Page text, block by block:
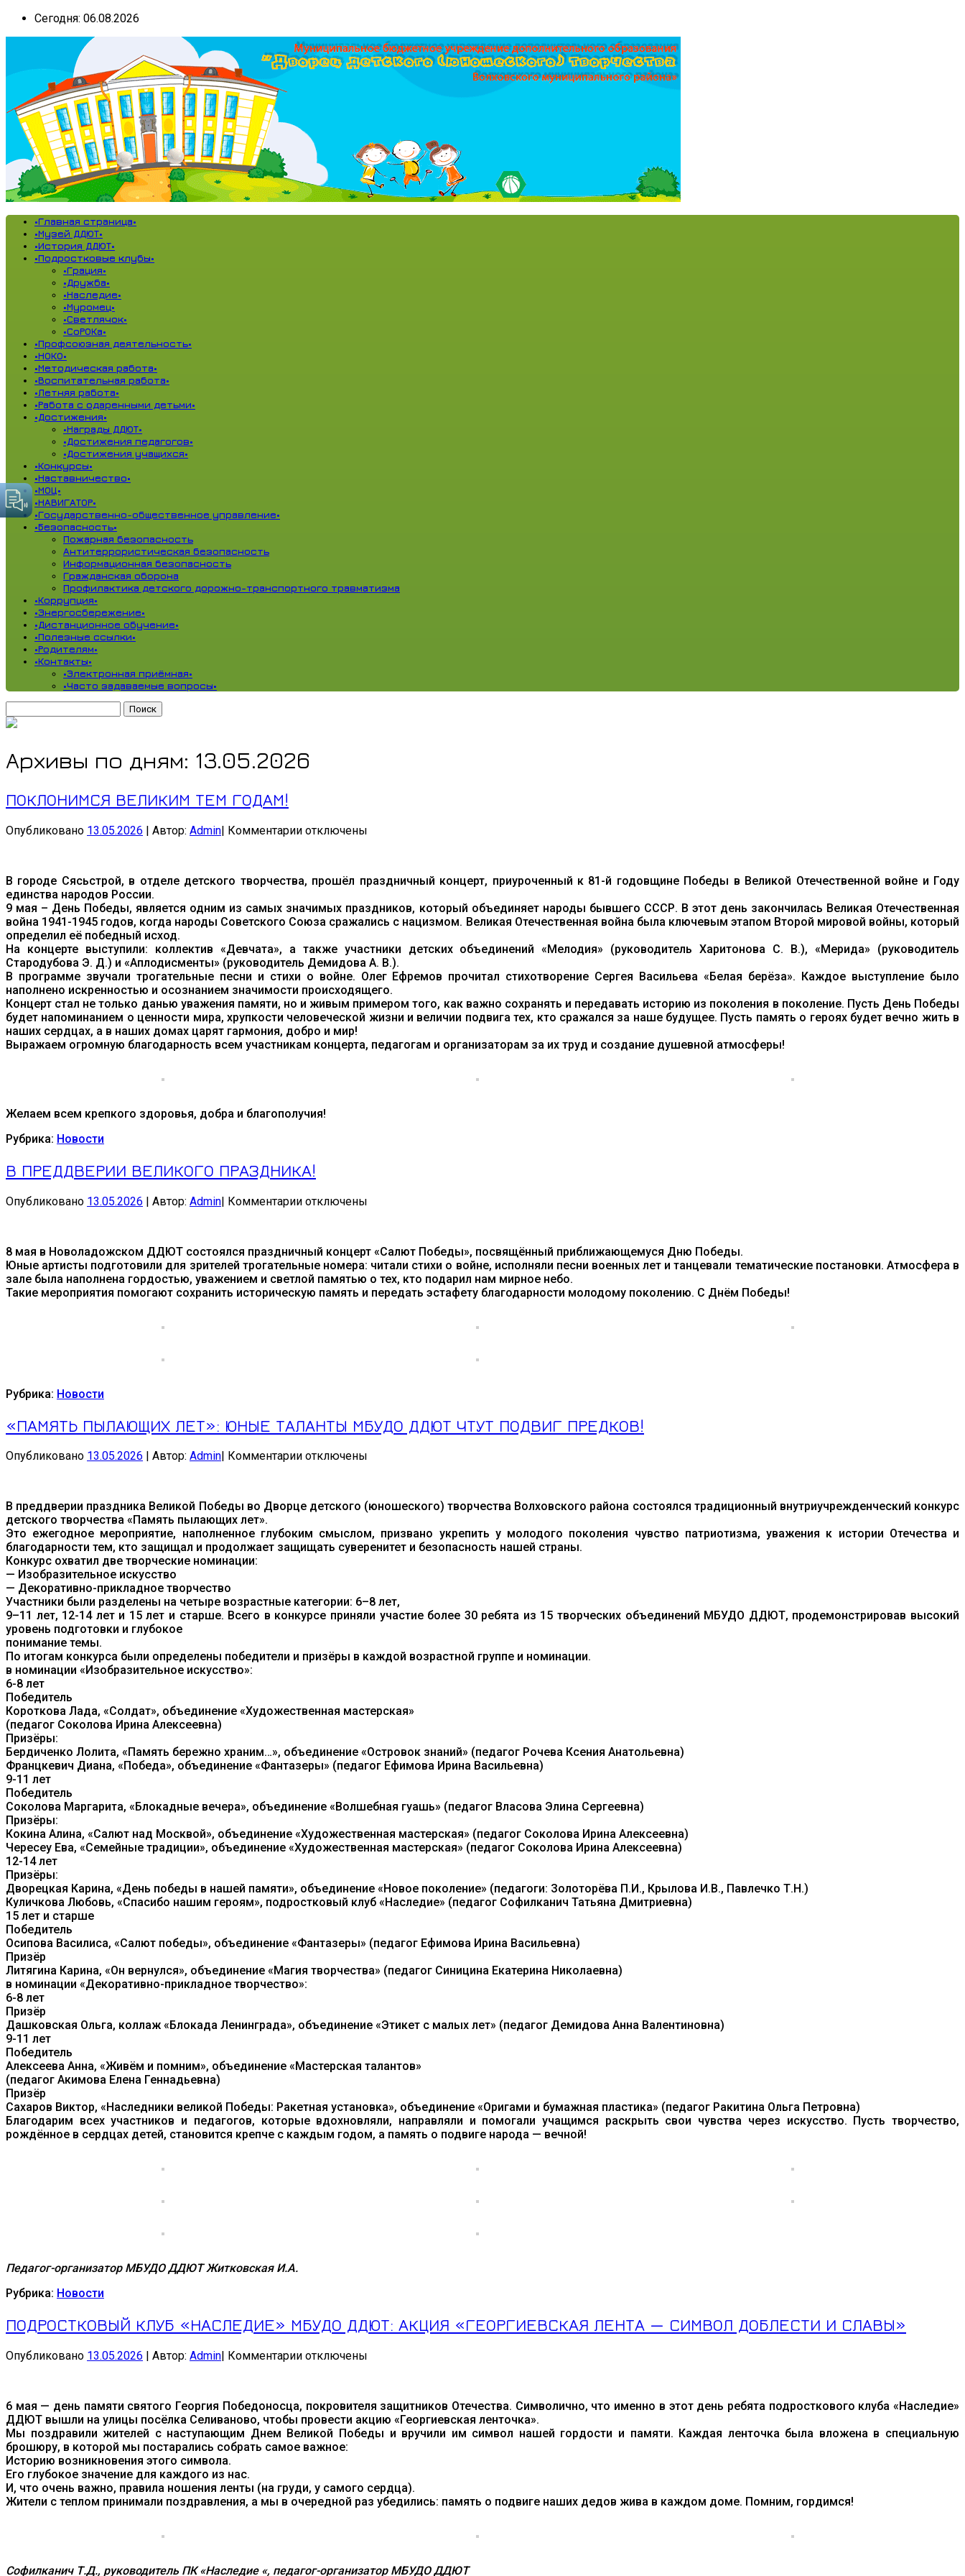
Сегодня: 06.08.2026
•Главная страница•
•Музей ДДЮТ•
•История ДДЮТ•
•Подростковые клубы•
•Грация•
•Дружба•
•Наследие•
•Муромец•
•Светлячок•
•СоРОКа•
•Профсоюзная деятельность•
•НОКО•
•Методическая работа•
•Воспитательная работа•
•Летняя работа•
•Работа с одаренными детьми•
•Достижения•
•Награды ДДЮТ•
•Достижения педагогов•
•Достижения учащихся•
•Конкурсы•
•Наставничество•
•МОЦ•
•НАВИГАТОР•
•Государственно-общественное управление•
•Безопасность•
Пожарная безопасность
Антитеррористическая безопасность
Информационная безопасность
Гражданская оборона
Профилактика детского дорожно-транспортного травматизма
•Коррупция•
•Энергосбережение•
•Дистанционное обучение•
•Полезные ссылки•
•Родителям•
•Контакты•
•Электронная приёмная•
•Часто задаваемые вопросы•
Архивы по дням: 13.05.2026
ПОКЛОНИМСЯ ВЕЛИКИМ ТЕМ ГОДАМ!
Опубликовано 13.05.2026 | Автор: Admin| Комментариик
ТЕМ
отключены
В городе Сясьстрой, в отделе детского творчества, прошёл праздничный концерт, приуроченный к 81-й годовщине Победы в Великой Отечественной войне и Году
единства народов России.
9 мая – День Победы, является одним из самых значимых праздников, который объединяет народы бывшего СССР. В этот день закончилась Великая Отечественная
война 1941-1945 годов, когда народы Советского Союза сражались с нацизмом. Великая Отечественная война была ключевым этапом Второй мировой войны, который
определил её победный исход.
На концерте выступили: коллектив «Девчата», а также участники детских объединений «Мелодия» (руководитель Харитонова С. В.), «Мерида» (руководитель
Стародубова Э. Д.) и «Аплодисменты» (руководитель Демидова А. В.).
В программе звучали трогательные песни и стихи о войне. Олег Ефремов прочитал стихотворение Сергея Васильева «Белая берёза». Каждое выступление было
наполнено искренностью и осознанием значимости происходящего.
Концерт стал не только данью уважения памяти, но и живым примером того, как важно сохранять и передавать историю из поколения в поколение. Пусть День Победы
будет напоминанием о ценности мира, хрупкости человеческой жизни и величии подвига тех, кто сражался за наше будущее. Пусть память о героях будет вечно жить в
наших сердцах, а в наших домах царят гармония, добро и мир!
Выражаем огромную благодарность всем участникам концерта, педагогам и организаторам за их труд и создание душевной атмосферы!
Желаем всем крепкого здоровья, добра и благополучия!
Рубрика: Новости
В ПРЕДДВЕРИИ ВЕЛИКОГО ПРАЗДНИКА!
Опубликовано 13.05.2026 | Автор: Admin| Комментариик
ВЕЛИКОГО
ПРАЗДНИКА!
отключены
8 мая в Новоладожском ДДЮТ состоялся праздничный концерт «Салют Победы», посвящённый приближающемуся Дню Победы.
Юные артисты подготовили для зрителей трогательные номера: читали стихи о войне, исполняли песни военных лет и танцевали тематические постановки. Атмосфера в
зале была наполнена гордостью, уважением и светлой памятью о тех, кто подарил нам мирное небо.
Такие мероприятия помогают сохранить историческую память и передать эстафету благодарности молодому поколению. С Днём Победы!
Рубрика: Новости
«ПАМЯТЬ ПЫЛАЮЩИХ ЛЕТ»: ЮНЫЕ ТАЛАНТЫ МБУДО ДДЮТ ЧТУТ ПОДВИГ ПРЕДКОВ!
Опубликовано 13.05.2026 Автор: Admin Комментариик
ЛЕТ»:
ТАЛАНТЫ
МБУДО
ПРЕДКОВ!
отключены
В преддверии праздника Великой Победы во Дворце детского (юношеского) творчества Волховского района состоялся традиционный внутриучрежденческий конкурс
детского творчества «Память пылающих лет».
Это ежегодное мероприятие, наполненное глубоким смыслом, призвано укрепить у молодого поколения чувство патриотизма, уважения к истории Отечества и
благодарности тем, кто защищал и продолжает защищать суверенитет и безопасность нашей страны.
Конкурс охватил две творческие номинации:
— Изобразительное искусство
— Декоративно-прикладное творчество
Участники были разделены на четыре возрастные категории: 6–8 лет,
9–11 лет, 12-14 лет и 15 лет и старше. Всего в конкурсе приняли участие более 30 ребята из 15 творческих объединений МБУДО ДДЮТ, продемонстрировав высокий
уровень подготовки и глубокое
понимание темы.
По итогам конкурса были определены победители и призёры в каждой возрастной группе и номинации.
в номинации «Изобразительное искусство»:
6-8 лет
Победитель
Короткова Лада, «Солдат», объединение «Художественная мастерская»
(педагог Соколова Ирина Алексеевна)
Призёры:
Бердиченко Лолита, «Память бережно храним…», объединение «Островок знаний» (педагог Рочева Ксения Анатольевна)
Францкевич Диана, «Победа», объединение «Фантазеры» (педагог Ефимова Ирина Васильевна)
9-11 лет
Победитель
Соколова Маргарита, «Блокадные вечера», объединение «Волшебная гуашь» (педагог Власова Элина Сергеевна)
Призёры:
Кокина Алина, «Салют над Москвой», объединение «Художественная мастерская» (педагог Соколова Ирина Алексеевна)
Чересеу Ева, «Семейные традиции», объединение «Художественная мастерская» (педагог Соколова Ирина Алексеевна)
12-14 лет
Призёры:
Дворецкая Карина, «День победы в нашей памяти», объединение «Новое поколение» (педагоги: Золоторёва П.И., Крылова И.В., Павлечко Т.Н.)
Куличкова Любовь, «Спасибо нашим героям», подростковый клуб «Наследие» (педагог Софилканич Татьяна Дмитриевна)
15 лет и старше
Победитель
Осипова Василиса, «Салют победы», объединение «Фантазеры» (педагог Ефимова Ирина Васильевна)
Призёр
Литягина Карина, «Он вернулся», объединение «Магия творчества» (педагог Синицина Екатерина Николаевна)
в номинации «Декоративно-прикладное творчество»:
6-8 лет
Призёр
Дашковская Ольга, коллаж «Блокада Ленинграда», объединение «Этикет с малых лет» (педагог Демидова Анна Валентиновна)
9-11 лет
Победитель
Алексеева Анна, «Живём и помним», объединение «Мастерская талантов»
(педагог Акимова Елена Геннадьевна)
Призёр
Сахаров Виктор, «Наследники великой Победы: Ракетная установка», объединение «Оригами и бумажная пластика» (педагог Ракитина Ольга Петровна)
Благодарим всех участников и педагогов, которые вдохновляли, направляли и помогали учащимся раскрыть свои чувства через искусство. Пусть творчество,
рождённое в сердцах детей, становится крепче с каждым годом, а память о подвиге народа — вечной!
Педагог-организатор МБУДО ДДЮТ Житковская И.А.
Рубрика: Новости
ПОДРОСТКОВЫЙ КЛУБ «НАСЛЕДИЕ» МБУДО ДДЮТ: АКЦИЯ «ГЕОРГИЕВСКАЯ ЛЕНТА — СИМВОЛ ДОБЛЕСТИ И СЛАВЫ»
Опубликовано 13.05.2026 Автор: Admin Комментариик
«НАСЛЕДИЕ»
МБУДО
ДДЮТ:
АКЦИЯ
—
СИМВОЛ
отключены
6 мая — день памяти святого Георгия Победоносца, покровителя защитников Отечества. Символично, что именно в этот день ребята подросткового клуба «Наследие»
ДДЮТ вышли на улицы посёлка Селиваново, чтобы провести акцию «Георгиевская ленточка».
Мы поздравили жителей с наступающим Днем Великой Победы и вручили им символ нашей гордости и памяти. Каждая ленточка была вложена в специальную
брошюру, в которой мы постарались собрать самое важное:
Историю возникновения этого символа.
Его глубокое значение для каждого из нас.
И, что очень важно, правила ношения ленты (на груди, у самого сердца).
Жители с теплом принимали поздравления, а мы в очередной раз убедились: память о подвиге наших дедов жива в каждом доме. Помним, гордимся!
Софилканич Т.Д., руководитель ПК «Наследие «, педагог-организатор МБУДО ДДЮТ